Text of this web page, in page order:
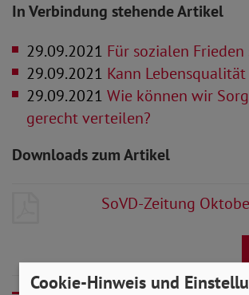
In Verbindung stehende Artikel
29.09.2021 Für sozialen
29.09.2021 Kann
29.09.2021 Wie können wir
gerecht verteilen?
Downloads zum Artikel
SoVD-Zeitung
Cookie-Hinweis und